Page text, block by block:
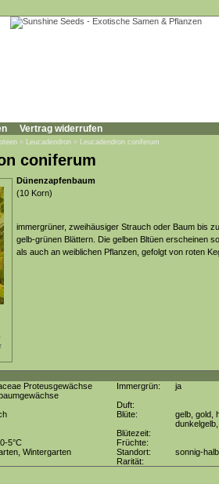
Vertrag widerrufen
» Leucadendron » Leucadendron coniferum
coniferum
Dünenzapfenbaum
(10 Korn)
immergrüner, zweihäusiger Strauch oder Baum bis
gelb-grünen Blättern. Die gelben Bltüen erscheinen
als auch an weiblichen Pflanzen, gefolgt von roten
Proteusgewächse
Immergrün:
ja
Duft:
Blüte:
gelb, gold,
Blütezeit:
5°C
Früchte:
Wintergarten Standort:
sonnig-
Rarität: